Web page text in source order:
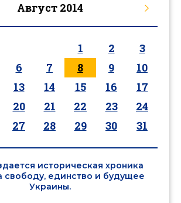
Август 2014
1 2
3
6 7 8 9
10
13 14 15 16
17
20 21 22 23
24
27 28 29 30 31
историческая хроника
свободу, единство и будущее
Украины.